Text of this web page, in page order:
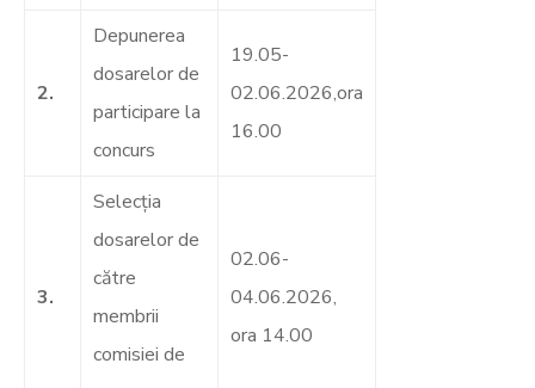
2.
Depunerea
dosarelor de
participare la
concurs
19.05-
02.06.2026,ora
16.00
3.
Selecţia
dosarelor de
către
membrii
comisiei de
02.06-
04.06.2026,
ora 14.00